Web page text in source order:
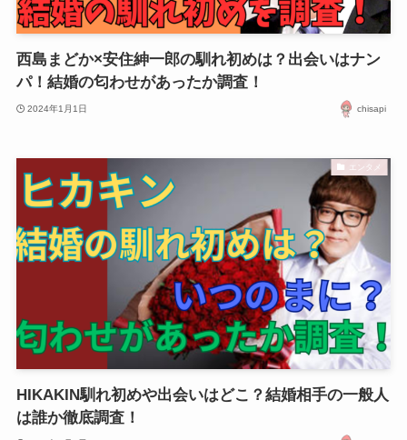
西島まどか×安住紳一郎の馴れ初めは？出会いはナン
パ！結婚の匂わせがあったか調査！
2024年1月1日 chisapi
エンタメ
HIKAKIN馴れ初めや出会いはどこ？結婚相手の一般人
は誰か徹底調査！